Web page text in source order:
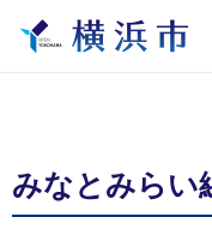
みなとみらい